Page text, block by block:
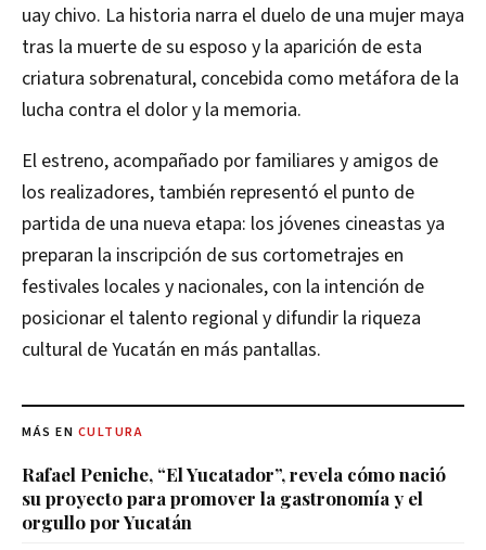
uay chivo. La historia narra el duelo de una mujer maya
tras la muerte de su esposo y la aparición de esta
criatura sobrenatural, concebida como metáfora de la
lucha contra el dolor y la memoria.
El estreno, acompañado por familiares y amigos de
los realizadores, también representó el punto de
partida de una nueva etapa: los jóvenes cineastas ya
preparan la inscripción de sus cortometrajes en
festivales locales y nacionales, con la intención de
posicionar el talento regional y difundir la riqueza
cultural de Yucatán en más pantallas.
MÁS EN CULTURA
Rafael Peniche, “El Yucatador”, revela cómo nació
su proyecto para promover la gastronomía y el
orgullo por Yucatán